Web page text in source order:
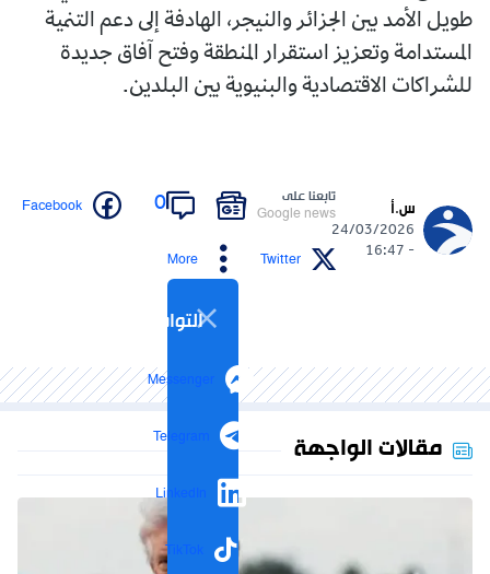
طويل الأمد بين الجزائر والنيجر، الهادفة إلى دعم التنمية
المستدامة وتعزيز استقرار المنطقة وفتح آفاق جديدة
للشراكات الاقتصادية والبنيوية بين البلدين.
س.أ
24/03/2026
- 16:47
تابعنا على
Google news
0
Facebook
Twitter
More
التواصل الاجتماعي
Messenger
Telegram
LinkedIn
TikTok
مقالات الواجهة